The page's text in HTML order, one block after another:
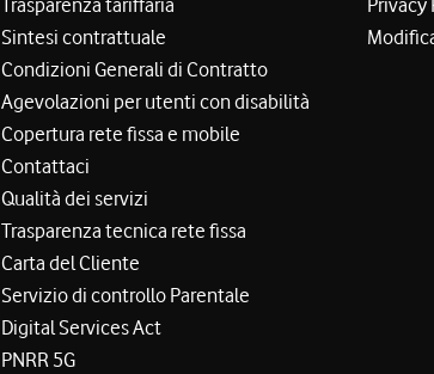
Trasparenza tariffaria
Sintesi contrattuale
Condizioni Generali di Contratto
Agevolazioni per utenti con disabilità
Copertura rete fissa e mobile
Contattaci
Qualità dei servizi
Trasparenza tecnica rete fissa
Carta del Cliente
Servizio di controllo Parentale
Digital Services Act
PNRR 5G
Privacy